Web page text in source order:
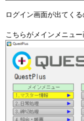
ログイン画面が出てく
こちらがメインメニュー